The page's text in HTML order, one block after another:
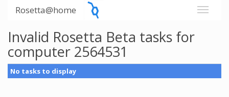
Rosetta@home
Invalid Rosetta Beta tasks for
computer 2564531
No tasks to display